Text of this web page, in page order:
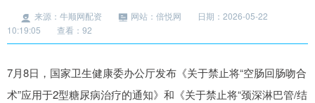
来源：牛顺网配资 网站：倍悦网
日期：2026-05-22
10:19:05
查看：92
7月8日，国家卫生健康委办公厅发布《关于禁止将“空肠回肠吻合
术”应用于2型糖尿病治疗的通知》和《关于禁止将“颈深淋巴管/结